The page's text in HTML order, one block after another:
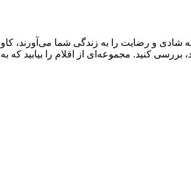
شادی و رضایت را به زندگی شما می‌آورند،
کنید. مجموعه‌ای از اقلام را بیابید که